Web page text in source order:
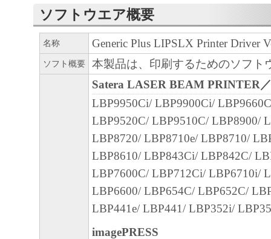
キヤノン、キヤノンの子会社、関係会社、
理店および販売店、並びにキヤノンのライ
客様による「本ソフトウェア」の使用を支
よび「本ソフトウェア」に対してアップデ
正あるいはサポートを行うことについて、
負うものではありません。
７．保証の否認・免責
(1) 「本ソフトウェア」は、『現状のまま
諾されます。キヤノン、キヤノンのライセ
ンの子会社、キヤノンの関連会社、それら
たは販売店のいずれも、「本ソフトウェア
品性および特定の目的への適合性の保証を
保証も、明示たると黙示たるとを問わず一
ソフトウエア概要
名称 Generic Plus LIPSLX Printer Driver
ソフト概要 本製品は、印刷するためのソフト
Satera LASER BEAM PRINTER
LBP9950Ci/ LBP9900Ci/
LBP9520C/ LBP9510C/ LBP8900/
LBP8720/ LBP8710e/ LBP8710/
LBP8610/ LBP843Ci/ LBP842C/
LBP7600C/ LBP712Ci/ LBP6710i/
LBP6600/ LBP654C/ LBP652C/
LBP441e/ LBP441/ LBP352i/
imagePRESS